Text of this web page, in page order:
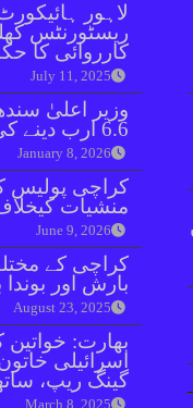
ریسٹورنٹس
کارروائی کا
July 11, 2025
وزیر اعلیٰ
6.6 ارب دینے کی منظوری دے دی
January 8, 2026
کراچی پولیس
منشیات
June 9, 2026
کراچی کے
بارش اور بوندا
August 23, 2025
بھارت: خواتین
اسرائیلی
گینگ ریپ،